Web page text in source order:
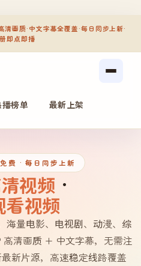
清画质·中文字幕全覆盖·每日同步上新·
即点即播
播榜单 最新上架
费 · 每日同步上新
视频 ·
看视频
海量电影、电视剧、动漫、综
高清画质 + 中文字幕，无需注
新片源，高速稳定线路覆盖